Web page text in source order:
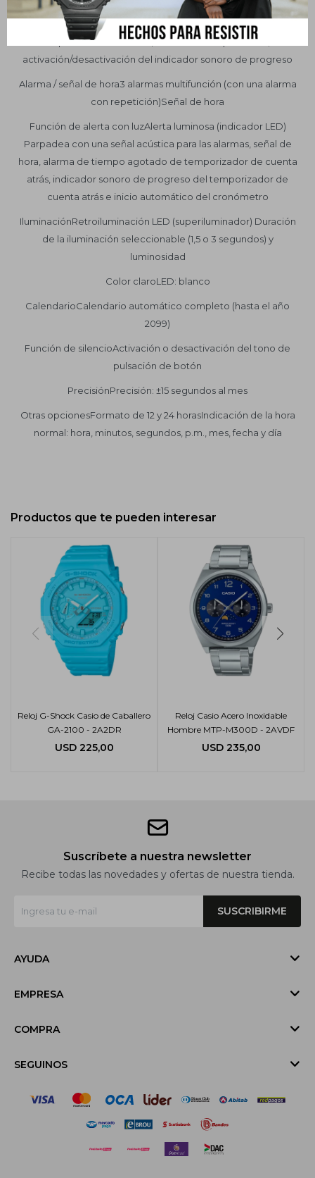
Rango de ajuste de la hora de inicio de la cuenta atrás: De
1 minuto a 24 horas (incrementos de 1 minuto y 1 hora) Otros:
Repetición automática, alarma de temporizador,
activación/desactivación del indicador sonoro de progreso
Alarma / señal de hora3 alarmas multifunción (con una alarma
con repetición)Señal de hora
Función de alerta con luzAlerta luminosa (indicador LED)
Parpadea con una señal acústica para las alarmas, señal de
hora, alarma de tiempo agotado de temporizador de cuenta
atrás, indicador sonoro de progreso del temporizador de
cuenta atrás e inicio automático del cronómetro
IluminaciónRetroiluminación LED (superiluminador) Duración
de la iluminación seleccionable (1,5 o 3 segundos) y
luminosidad
Color claroLED: blanco
CalendarioCalendario automático completo (hasta el año
2099)
Función de silencioActivación o desactivación del tono de
pulsación de botón
PrecisiónPrecisión: ±15 segundos al mes
Otras opcionesFormato de 12 y 24 horasIndicación de la hora
normal: hora, minutos, segundos, p.m., mes, fecha y día
Productos que te pueden interesar
Reloj G-Shock Casio de Caballero
GA-2100 - 2A2DR
USD 225,00
Reloj Casio Acero Inoxidable
Hombre MTP-M300D - 2AVDF
USD 235,00
Suscríbete a nuestra newsletter
Recibe todas las novedades y ofertas de nuestra tienda.
SUSCRIBIRME
AYUDA
EMPRESA
COMPRA
SEGUINOS